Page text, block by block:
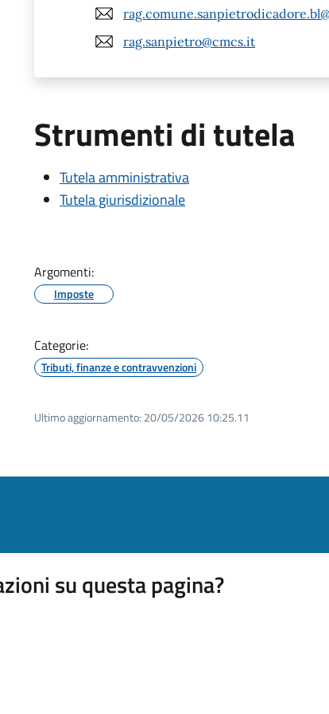
rag.sanpietro@cmcs.it
Strumenti di tutela
Tutela amministrativa
Tutela giurisdizionale
Argomenti:
Imposte
Categorie:
Tributi, finanze e contravvenzioni
Ultimo aggiornamento: 20/05/2026 10:25.11
su questa pagina?